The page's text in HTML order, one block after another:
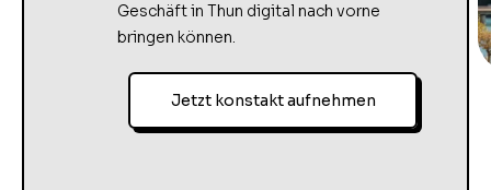
Geschäft in Thun digital nach vorne
bringen können.
Jetzt konstakt aufnehmen